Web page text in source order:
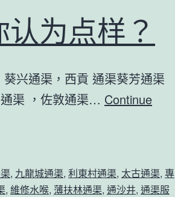
为点样？
兴通渠，西貢 通渠葵芳通渠
渠 ，佐敦通渠… Continue
, 九龍城通渠, 利東村通渠, 太古通渠, 專
, 維修水喉, 薄扶林通渠, 通沙井, 通渠服